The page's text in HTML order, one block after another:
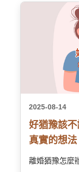
2025-08-14
好猶豫該
真實的想法
離婚猶豫怎麼